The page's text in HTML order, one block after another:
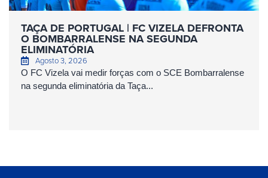
TAÇA DE PORTUGAL | FC VIZELA DEFRONTA
O BOMBARRALENSE NA SEGUNDA
ELIMINATÓRIA
Agosto 3, 2026
O FC Vizela vai medir forças com o SCE Bombarralense
na segunda eliminatória da Taça...